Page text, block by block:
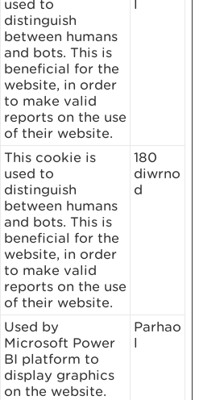
used to
distinguish
between humans
and bots. This is
beneficial for the
website, in order
to make valid
reports on the use
of their website.
l
This cookie is
used to
distinguish
between humans
and bots. This is
beneficial for the
website, in order
to make valid
reports on the use
of their website.
180
diwrno
d
Used by
Microsoft Power
BI platform to
display graphics
on the website.
Parhao
l